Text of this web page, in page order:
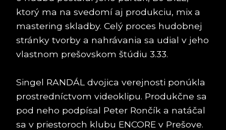
ktorý ma na svedomí aj produkciu, mix a
mastering skladby. Celý proces hudobnej
stránky tvorby a nahrávania sa udial v jeho
vlastnom prešovskom štúdiu 3.33.
Singel RANDÁL dvojica verejnosti ponúkla
prostredníctvom videoklipu. Produkčne sa
pod neho podpísal Peter Rončík a natáčal
sa v priestoroch klubu ENCORE v Prešove.